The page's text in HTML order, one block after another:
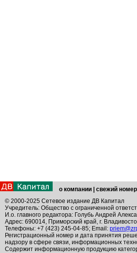
о компании свежий номер
© 2000-2025 Сетевое издание ДВ Капитал
Учредитель: Общество с ограниченной
И.о. главного редактора: Голубь Андрей
Адрес: 690014, Приморский край, г.
Телефоны: +7 (423) 245-04-85; Email:
Регистрационный номер и дата принятия
надзору в сфере связи, информационных
Содержит информационную продукцию